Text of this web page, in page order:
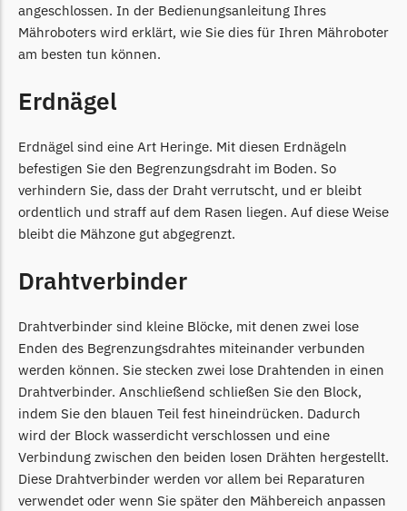
LandXcape
LandXcape Messer
Begrenzungsdraht
LawnBott
Begrenzungsdraht
Lizard
Lizard Messer
Begrenzungsdraht
LUX-Tools
Begrenzungsdraht
Mammotion
Mammotion Messer
McCulloch
McCulloch Messer
angeschlossen. In der Bedienungsanleitung Ihres
Mähroboters wird erklärt, wie Sie dies für Ihren Mähroboter
am besten tun können.
Erdnägel
Erdnägel sind eine Art Heringe. Mit diesen Erdnägeln
befestigen Sie den Begrenzungsdraht im Boden. So
verhindern Sie, dass der Draht verrutscht, und er bleibt
ordentlich und straff auf dem Rasen liegen. Auf diese Weise
bleibt die Mähzone gut abgegrenzt.
Drahtverbinder
Drahtverbinder sind kleine Blöcke, mit denen zwei lose
Enden des Begrenzungsdrahtes miteinander verbunden
werden können. Sie stecken zwei lose Drahtenden in einen
Drahtverbinder. Anschließend schließen Sie den Block,
indem Sie den blauen Teil fest hineindrücken. Dadurch
wird der Block wasserdicht verschlossen und eine
Verbindung zwischen den beiden losen Drähten hergestellt.
Diese Drahtverbinder werden vor allem bei Reparaturen
verwendet oder wenn Sie später den Mähbereich anpassen